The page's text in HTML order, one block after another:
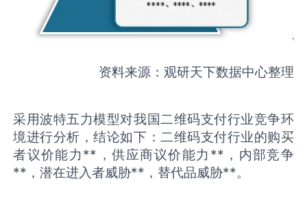
资料来源：观研天下数据中心整理
采用波特五力模型对我国二维码支付行业竞争环
境进行分析，结论如下：二维码支付行业的购买
者议价能力**，供应商议价能力**，内部竞争
**，潜在进入者威胁**，替代品威胁**。